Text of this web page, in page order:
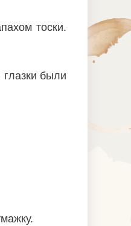
тоски.
глазки были